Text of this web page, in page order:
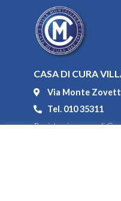
CASA DI CURA
Via Monte
Tel. 010 35311
Registro imprese di